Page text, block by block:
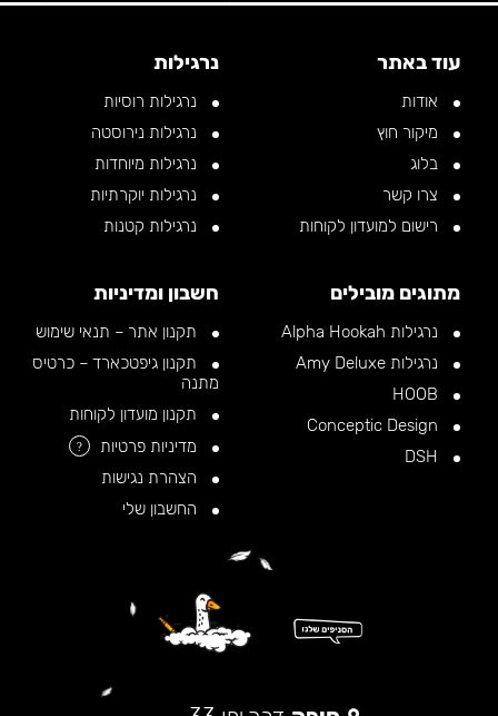
עוד באתר
אודות
מיקור חוץ
בלוג
צרו קשר
רישום למועדון לקוחות
נרגילות
נרגילות רוסיות
נרגילות נירוסטה
נרגילות מיוחדות
נרגילות יוקרתיות
נרגילות קטנות
מתוגים מובילים
נרגילות Alpha Hookah
נרגילות Amy Deluxe
חשבון ומדיניות
תקנון אתר – תנאי שימוש
תקנון גיפטכארד – כרטיס
מתנה
תקנון מועדון לקוחות
מדיניות פרטיות
?
הצהרת נגישות
החשבון שלי